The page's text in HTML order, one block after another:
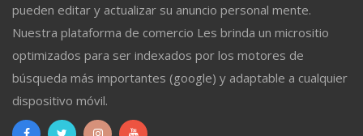
pueden editar y actualizar su anuncio personal mente.
Nuestra plataforma de comercio Les brinda un micrositio
optimizados para ser indexados por los motores de
búsqueda más importantes (google) y adaptable a cualquier
dispositivo móvil.